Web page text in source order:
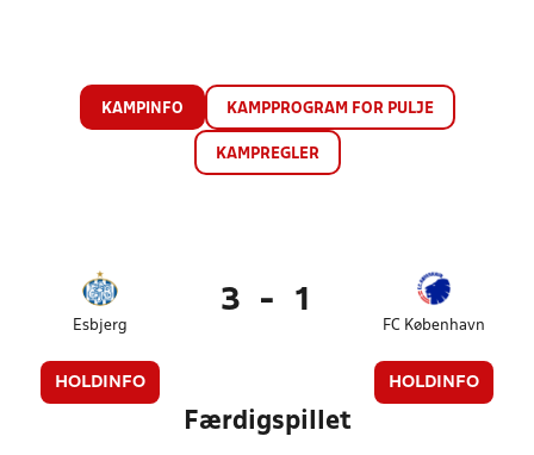
KAMPINFO KAMPPROGRAM FOR PULJE
KAMPREGLER
Esbjerg
HOLDINFO
3 - 1
FC København
HOLDINFO
Færdigspillet